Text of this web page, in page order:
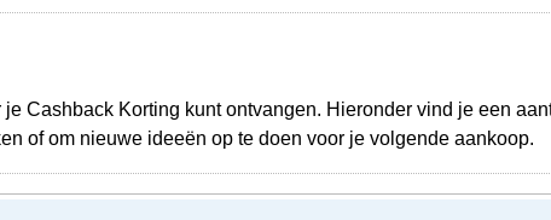
Cashback Korting kunt ontvangen. Hieronder vind je een
of om nieuwe ideeën op te doen voor je volgende aankoop.